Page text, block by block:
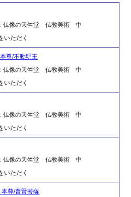
仏像の天竺堂 仏教美術 中
いただく
尊/不動明王
仏像の天竺堂 仏教美術 中
いただく
仏像の天竺堂 仏教美術 中
いただく
仏像の天竺堂 仏教美術 中
いただく
尊/普賢菩薩